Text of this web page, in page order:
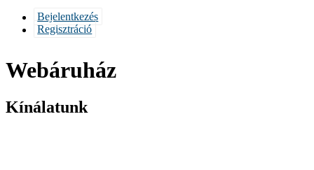
Bejelentkezés
Regisztráció
Webáruház
Kínálatunk